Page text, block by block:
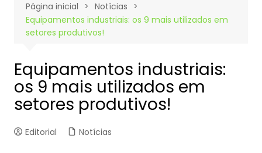
Página inicial
Notícias
Equipamentos industriais: os 9 mais utilizados em
setores produtivos!
Equipamentos industriais:
os 9 mais utilizados em
setores produtivos!
Editorial Notícias